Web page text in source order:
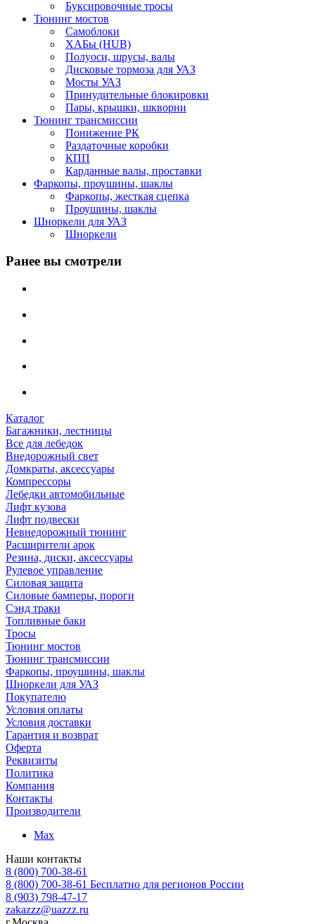
Буксировочные тросы
Тюнинг мостов
Самоблоки
ХАБы (HUB)
Полуоси, шрусы, валы
Дисковые тормоза для УАЗ
Мосты УАЗ
Принудительные блокировки
Пары, крышки, шкворни
Тюнинг трансмиссии
Понижение РК
Раздаточные коробки
КПП
Карданные валы, проставки
Фаркопы, проушины, шаклы
Фаркопы, жесткая сцепка
Проушины, шаклы
Шноркели для УАЗ
Шноркели
Ранее вы смотрели
Каталог
Багажники, лестницы
Все для лебедок
Внедорожный свет
Домкраты, аксессуары
Компрессоры
Лебедки автомобильные
Лифт кузова
Лифт подвески
Невнедорожный тюнинг
Расширители арок
Резина, диски, аксессуары
Рулевое управление
Силовая защита
Силовые бамперы, пороги
Сэнд траки
Топливные баки
Тросы
Тюнинг мостов
Тюнинг трансмиссии
Фаркопы, проушины, шаклы
Шноркели для УАЗ
Покупателю
Условия оплаты
Условия доставки
Гарантия и возврат
Оферта
Реквизиты
Политика
Компания
Контакты
Производители
Max
Наши контакты
8 (800) 700-38-61
8 (800) 700-38-61 Бесплатно для регионов России
8 (903) 798-47-17
zakazzz@uazzz.ru